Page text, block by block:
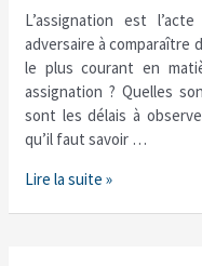
L’assignation est
adversaire à comparaître
le plus courant en
assignation ? Quelles
sont les délais à
qu’il faut savoir …
du
greffe
?
Lire la suite »